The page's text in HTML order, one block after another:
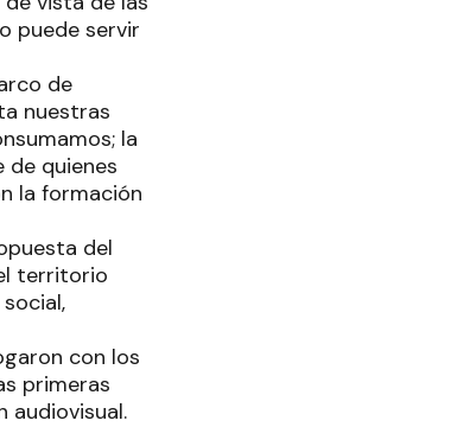
puede servir
de
nuestras
la
quienes
la formación
del
territorio
con los
primeras
audiovisual.